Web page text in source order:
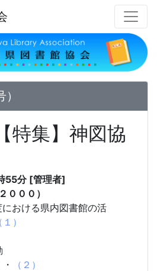
集】神図協
55分 [管理者]
０００）
における県内図書館の活
（１）
（２）